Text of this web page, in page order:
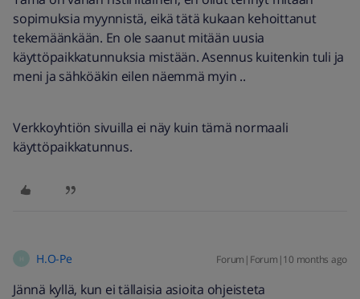
sopimuksia myynnistä, eikä tätä kukaan kehoittanut
tekemäänkään. En ole saanut mitään uusia
käyttöpaikkatunnuksia mistään. Asennus kuitenkin tuli ja
meni ja sähköäkin eilen näemmä myin ..
Verkkoyhtiön sivuilla ei näy kuin tämä normaali
käyttöpaikkatunnus.
H.O-Pe Forum|Forum|10 months ago
Jännä kyllä, kun ei tällaisia asioita ohjeisteta